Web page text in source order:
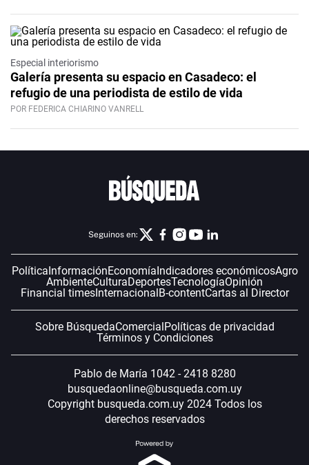
Especial interiorismo
Galería presenta su espacio en Casadeco: el
refugio de una periodista de estilo de vida
POR FEDERICA CHIARINO VANRELL
Seguinos en:
PolíticaInformaciónEconomíaIndicadores económicosAgro
AmbienteCulturaDeportesTecnologíaOpinión
Financial timesInternacionalB-contentCartas al Director
Sobre BúsquedaComercialPolíticas de privacidad
Términos y Condiciones
Pablo de María 1042 - 2418 8280
busquedaonline@busqueda.com.uy
Copyright busqueda.com.uy 2024 Todos los
derechos reservados